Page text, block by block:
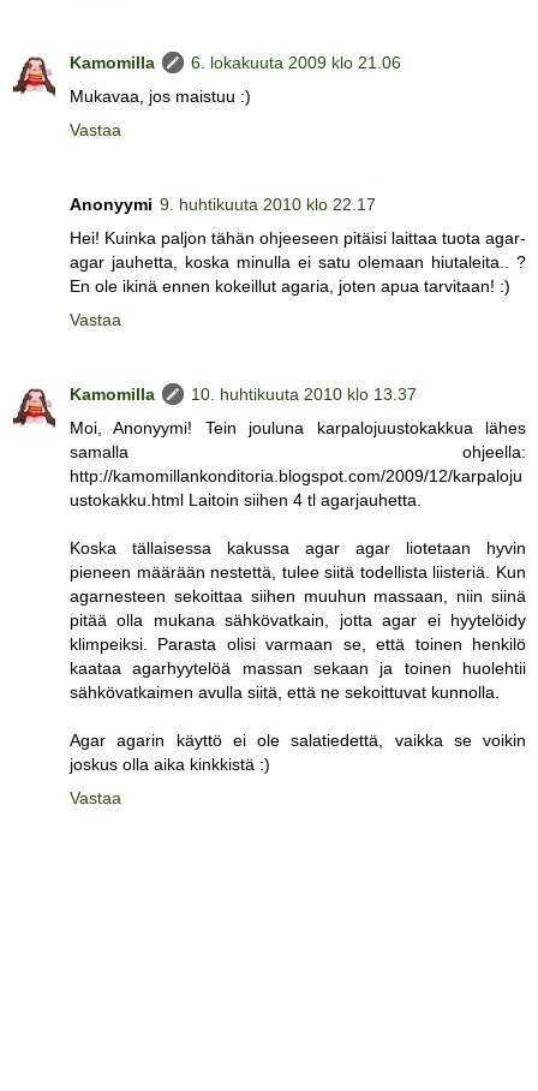
Kamomilla
6. lokakuuta 2009 klo 21.06
Mukavaa, jos maistuu :)
Vastaa
Anonyymi 9. huhtikuuta 2010 klo 22.17
Hei! Kuinka paljon tähän ohjeeseen pitäisi laittaa tuota agar-
agar jauhetta, koska minulla ei satu olemaan hiutaleita.. ?
En ole ikinä ennen kokeillut agaria, joten apua tarvitaan! :)
Vastaa
Kamomilla
10. huhtikuuta 2010 klo 13.37
Moi, Anonyymi! Tein jouluna karpalojuustokakkua lähes
samalla ohjeella:
http://kamomillankonditoria.blogspot.com/2009/12/karpaloju
ustokakku.html Laitoin siihen 4 tl agarjauhetta.
Koska tällaisessa kakussa agar agar liotetaan hyvin
pieneen määrään nestettä, tulee siitä todellista liisteriä. Kun
agarnesteen sekoittaa siihen muuhun massaan, niin siinä
pitää olla mukana sähkövatkain, jotta agar ei hyytelöidy
klimpeiksi. Parasta olisi varmaan se, että toinen henkilö
kaataa agarhyytelöä massan sekaan ja toinen huolehtii
sähkövatkaimen avulla siitä, että ne sekoittuvat kunnolla.
Agar agarin käyttö ei ole salatiedettä, vaikka se voikin
joskus olla aika kinkkistä :)
Vastaa